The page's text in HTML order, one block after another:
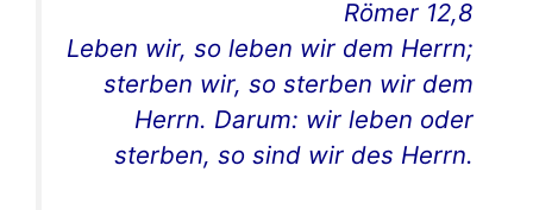
Römer 12,8
Leben wir, so leben wir dem Herrn;
sterben wir, so sterben wir dem
Herrn. Darum: wir leben oder
sterben, so sind wir des Herrn.